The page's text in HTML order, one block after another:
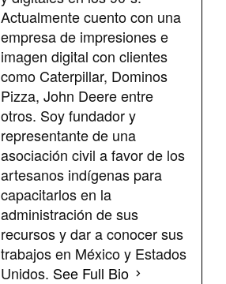
Actualmente cuento con una
empresa de impresiones e
imagen digital con clientes
como Caterpillar, Dominos
Pizza, John Deere entre
otros. Soy fundador y
representante de una
asociación civil a favor de los
artesanos indígenas para
capacitarlos en la
administración de sus
recursos y dar a conocer sus
trabajos en México y Estados
Unidos. See Full Bio